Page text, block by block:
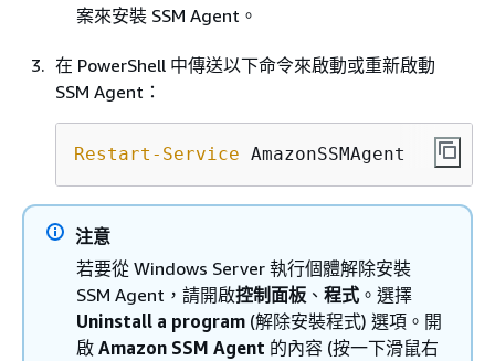
案來安裝 SSM Agent。
在 PowerShell 中傳送以下命令來啟動或重新啟動
SSM Agent：
Restart-Service AmazonSSMAgent
注意
若要從 Windows Server 執行個體解除安裝
SSM Agent，請開啟控制面板 、 程式 。選擇
Uninstall a program (解除安裝程式) 選項。開
啟 Amazon SSM Agent 的內容 (按一下滑鼠右